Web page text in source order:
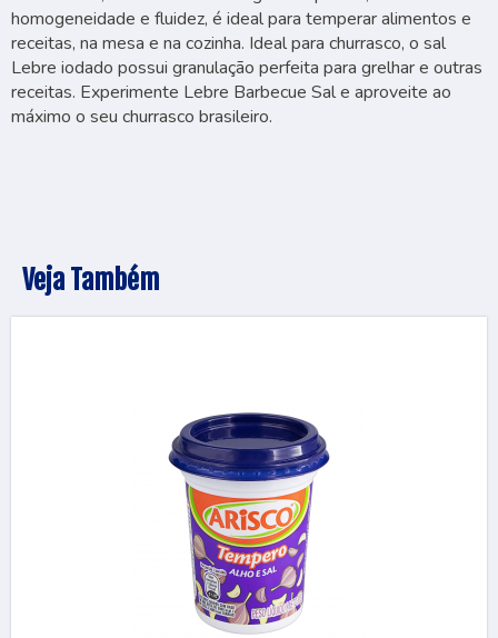
homogeneidade e fluidez, é ideal para temperar alimentos e
receitas, na mesa e na cozinha. Ideal para churrasco, o sal
Lebre iodado possui granulação perfeita para grelhar e outras
receitas. Experimente Lebre Barbecue Sal e aproveite ao
máximo o seu churrasco brasileiro.
Veja Também